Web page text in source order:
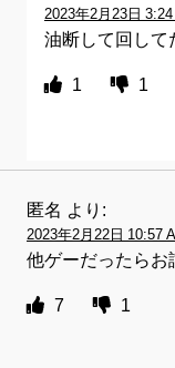
2023年2月23日 3:24
油断して回して
1 1
匿名 より:
2023年2月22日 10:57
他ゲーだったらお
7 1